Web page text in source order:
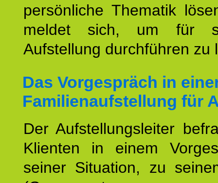
persönliche Thematik
meldet sich, um für
Aufstellung durchführen zu
Das Vorgespräch in
Familienaufstellung für
Der Aufstellungsleiter
Klienten in einem
seiner Situation, zu